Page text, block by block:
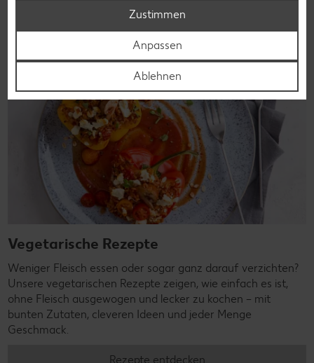
Vegetarische Rezepte
Weniger Fleisch essen oder sogar ganz darauf verzichten?
Unsere vegetarischen Rezepte zeigen, wie einfach es ist,
ohne Fleisch ausgewogen und lecker zu kochen – mit
bunten Zutaten, cleveren Ideen und jeder Menge
Geschmack.
Rezepte entdecken
Zustimmen
Anpassen
Ablehnen